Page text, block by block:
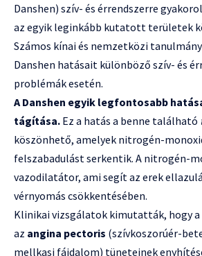
Danshen) szív- és érrendszerre
az egyik leginkább kutatott területek
Számos kínai és nemzetközi
Danshen hatásait különböző szív- és
problémák esetén.
A Danshen egyik legfontosabb
tágítása. Ez a hatás a benne található
köszönhető, amelyek nitrogén-
felszabadulást serkentik. A nitrogén-
vazodilatátor, ami segít az erek
vérnyomás csökkentésében.
Klinikai vizsgálatok kimutatták, hogy
az angina pectoris (szívkoszorúér-
mellkasi fájdalom) tüneteinek